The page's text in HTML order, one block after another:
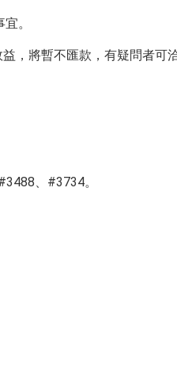
。
，將暫不匯款，有疑問者可
、#3734。